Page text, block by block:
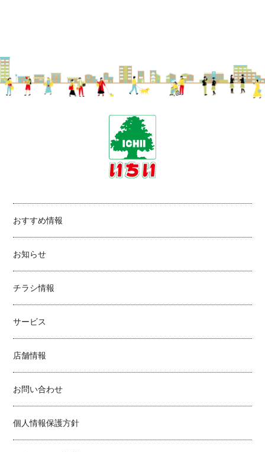
おすすめ情報
お知らせ
チラシ情報
サービス
店舗情報
お問い合わせ
個人情報保護方針